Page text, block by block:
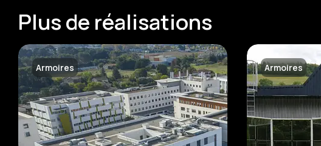
Plus de réalisations
Armoires Armoires